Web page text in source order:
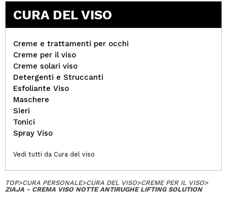
CURA DEL VISO
Creme e trattamenti per occhi
Creme per il viso
Creme solari viso
Detergenti e Struccanti
Esfoliante Viso
Maschere
Sieri
Tonici
Spray Viso
Vedi tutti da Cura del viso
TOP>CURA PERSONALE>CURA DEL VISO>CREME PER IL VISO>
ZIAJA - CREMA VISO NOTTE ANTIRUGHE LIFTING SOLUTION